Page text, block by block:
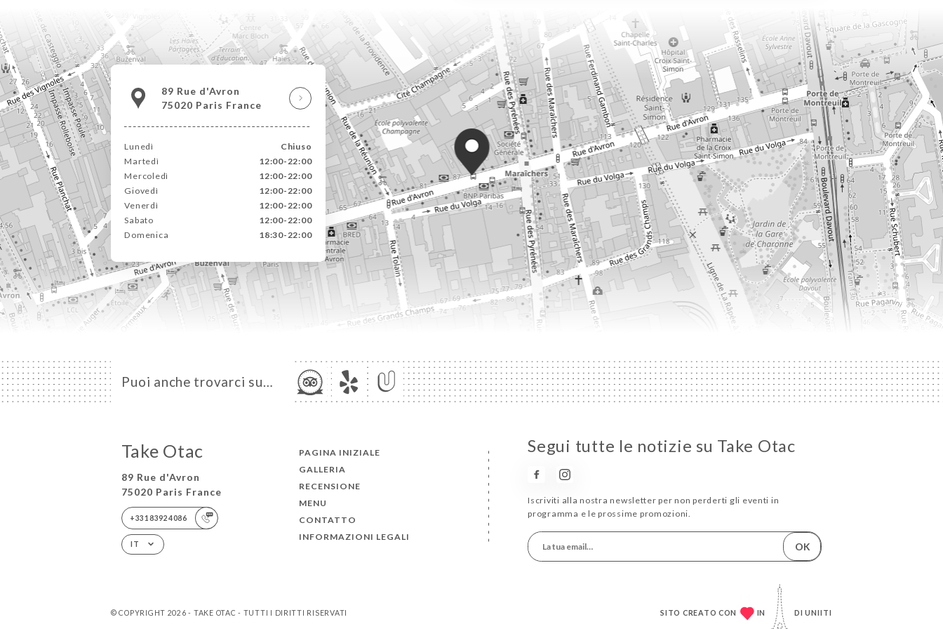
89 Rue d'Avron
75020 Paris France
Lunedì
Chiuso
Martedì
12:00-22:00
Mercoledì
12:00-22:00
Giovedì
12:00-22:00
Venerdì
12:00-22:00
Sabato
12:00-22:00
Domenica
18:30-22:00
Puoi anche trovarci su…
Take Otac
89 Rue d'Avron
75020 Paris France
+33183924086
IT
PAGINA INIZIALE
GALLERIA
RECENSIONE
MENU
CONTATTO
INFORMAZIONI LEGALI
Segui tutte le notizie su Take Otac
Iscriviti alla nostra newsletter per non perderti gli eventi in
programma e le prossime promozioni.
OK
© COPYRIGHT 2026 - TAKE OTAC - TUTTI I DIRITTI RISERVATI SITO CREATO CON IN DIUNIITI